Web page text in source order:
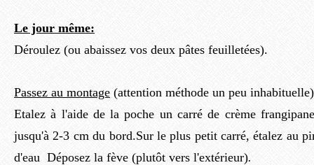
Le jour même:
Déroulez (ou abaissez vos deux pâtes feuilletées).
Passez au montage (attention méthode un peu inhabituelle)
Etalez à l'aide de la poche un carré de crème
jusqu'à 2-3 cm du bord.Sur le plus petit carré, étalez au
d'eau Déposez la fève (plutôt vers l'extérieur).